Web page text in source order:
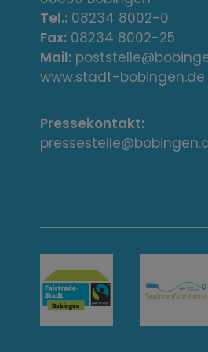
e
s
s
e
/
n
t
a
k
Tel.: 08234 8002-0
Fax: 08234 8002-25
Mail:
www.stadt-bobingen.de
Pressekontakt: